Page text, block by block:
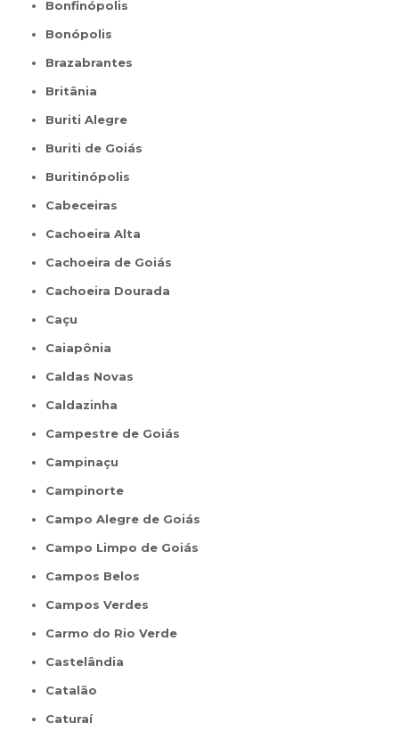
Bonfinópolis
Bonópolis
Brazabrantes
Britânia
Buriti Alegre
Buriti de Goiás
Buritinópolis
Cabeceiras
Cachoeira Alta
Cachoeira de Goiás
Cachoeira Dourada
Caçu
Caiapônia
Caldas Novas
Caldazinha
Campestre de Goiás
Campinaçu
Campinorte
Campo Alegre de Goiás
Campo Limpo de Goiás
Campos Belos
Campos Verdes
Carmo do Rio Verde
Castelândia
Catalão
Caturaí